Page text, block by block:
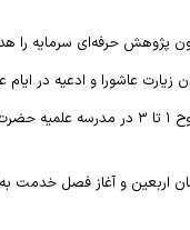
پژوهش حرفه‌ای سرمایه را
زیارت عاشورا و ادعیه در
پذیرش طلبه در سطوح ۱ تا ۳ در
اربعین و آغاز فصل خدمت